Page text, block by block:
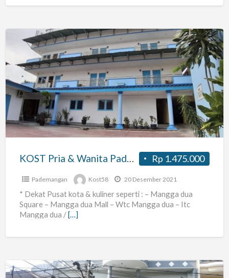
Pria
&
Wanita
Pademangan
Barat
Rp 1.475.000
Pademangan Kost58 20 Desember 2021
* Dekat Pusat kota & kuliner seperti : – Mangga dua
Square – Mangga dua Mall – Wtc Mangga dua – Itc
Mangga dua /[…]